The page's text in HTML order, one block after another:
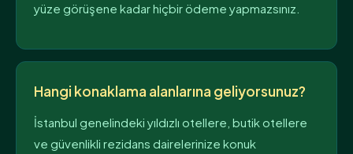
yüze görüşene kadar hiçbir ödeme yapmazsınız.
Hangi konaklama alanlarına geliyorsunuz?
İstanbul genelindeki yıldızlı otellere, butik otellere
ve güvenlikli rezidans dairelerinize konuk